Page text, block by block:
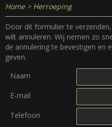
Home> Herroeping
Door dit formulier te
wilt annuleren. Wij nemen zo
de annulering te bevestigen en
geven.
Naam
E-mail
Telefoon